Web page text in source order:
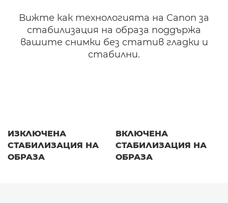
Вижте как технологията на Canon за
стабилизация на образа поддържа
вашите снимки без статив гладки и
стабилни.
ИЗКЛЮЧЕНА
СТАБИЛИЗАЦИЯ НА
ОБРАЗА
ВКЛЮЧЕНА
СТАБИЛИЗАЦИЯ НА
ОБРАЗА